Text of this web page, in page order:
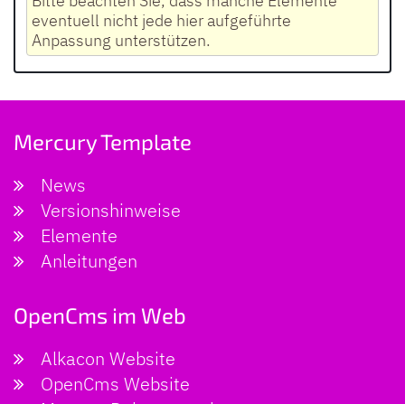
eventuell nicht jede hier aufgeführte
Anpassung unterstützen.
Mercury Template
News
Versionshinweise
Elemente
Anleitungen
OpenCms im Web
Alkacon Website
OpenCms Website